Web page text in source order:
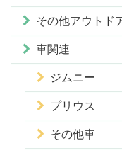
その他アウトド
車関連
ジムニー
プリウス
その他車